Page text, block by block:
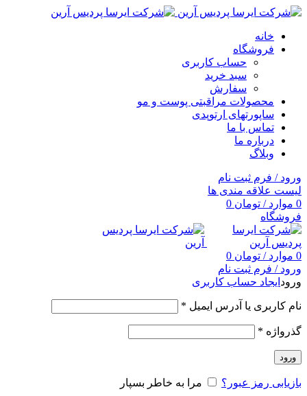
خانه
فروشگاه
حساب کاربری
سبد خرید
سفارش
محصولات مراقبتی پوست و مو
ساپورتهای ارتوپدی
تماس با ما
درباره ما
وبلاگ
ورود / فرم ثبت نام
لیست علاقه مندی ها
0 موارد / تومان
فروشگاه
0 موارد / تومان
ورود / فرم ثبت نام
ورود ایجاد حساب کاربری
نام کاربری یا آدرس ایمیل *
گذرواژه *
ورود
بازیابی رمز عبور؟ مرا به خاطر بسپار